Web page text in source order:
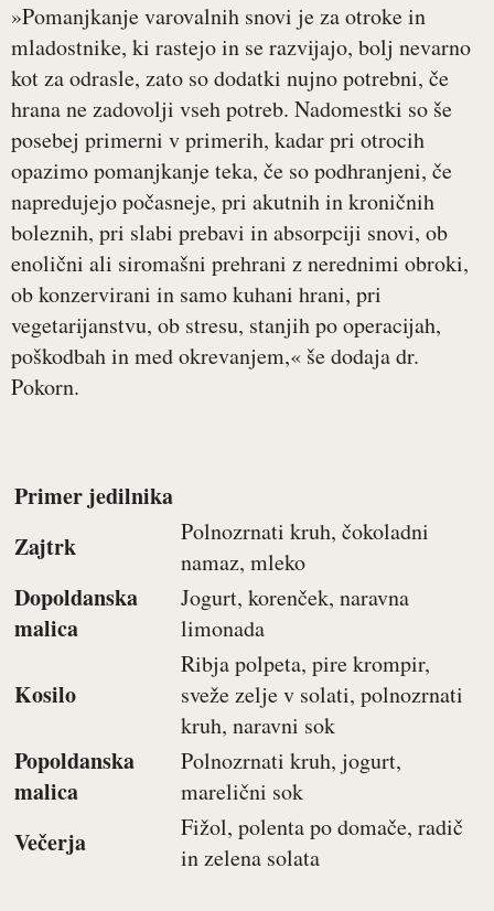
»Pomanjkanje varovalnih snovi je za otroke in
mladostnike, ki rastejo in se razvijajo, bolj nevarno
kot za odrasle, zato so dodatki nujno potrebni, če
hrana ne zadovolji vseh potreb. Nadomestki so še
posebej primerni v primerih, kadar pri otrocih
opazimo pomanjkanje teka, če so podhranjeni, če
napredujejo počasneje, pri akutnih in kroničnih
boleznih, pri slabi prebavi in absorpciji snovi, ob
enolični ali siromašni prehrani z nerednimi obroki,
ob konzervirani in samo kuhani hrani, pri
vegetarijanstvu, ob stresu, stanjih po operacijah,
poškodbah in med okrevanjem,« še dodaja dr.
Pokorn.
Primer jedilnika
Zajtrk
Polnozrnati kruh, čokoladni
namaz, mleko
Dopoldanska
malica
Jogurt, korenček, naravna
limonada
Kosilo
Ribja polpeta, pire krompir,
sveže zelje v solati, polnozrnati
kruh, naravni sok
Popoldanska
malica
Polnozrnati kruh, jogurt,
marelični sok
Večerja
Fižol, polenta po domače, radič
in zelena solata